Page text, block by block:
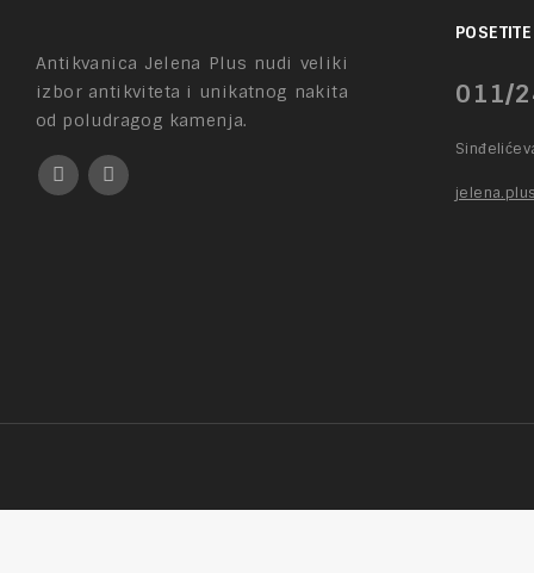
Antikvanica Jelena Plus nudi veliki
izbor antikviteta i unikatnog nakita
od poludragog kamenja.
011/